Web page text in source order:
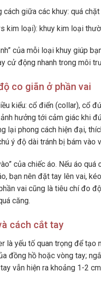
cách giữa các khuy: quá
kim loại): khuy kim loại
của mỗi loại khuy giúp
cử động nhanh trong môi
co giãn ở phần vai
kiểu: cổ điển (collar), cổ
ảnh hưởng tới cảm giác khi
lại phong cách hiện đại,
ý độ dài tránh bị bám vào
của chiếc áo. Nếu áo
bạn nên đặt tay lên vai,
vai cũng là tiêu chí đo
căng.
cách cắt tay
là yếu tố quan trọng để tạo
đồng hồ hoặc vòng tay;
vẫn hiện ra khoảng 1-2